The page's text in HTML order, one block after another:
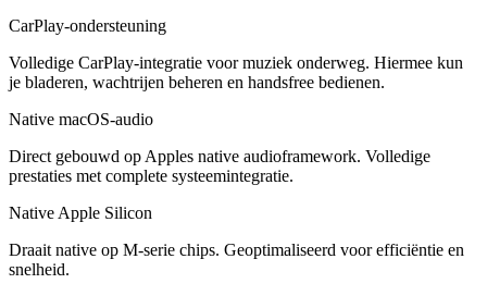
CarPlay-ondersteuning
Volledige CarPlay-integratie voor muziek onderweg. Hiermee kun
je bladeren, wachtrijen beheren en handsfree bedienen.
Native macOS-audio
Direct gebouwd op Apples native audioframework. Volledige
prestaties met complete systeemintegratie.
Native Apple Silicon
Draait native op M-serie chips. Geoptimaliseerd voor efficiëntie en
snelheid.